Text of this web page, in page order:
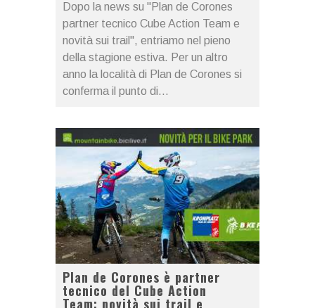
Dopo la news su "Plan de Corones
partner tecnico Cube Action Team e
novità sui trail", entriamo nel pieno
della stagione estiva. Per un altro
anno la località di Plan de Corones si
conferma il punto di...
Plan de Corones è partner
tecnico del Cube Action
Team: novità sui trail e